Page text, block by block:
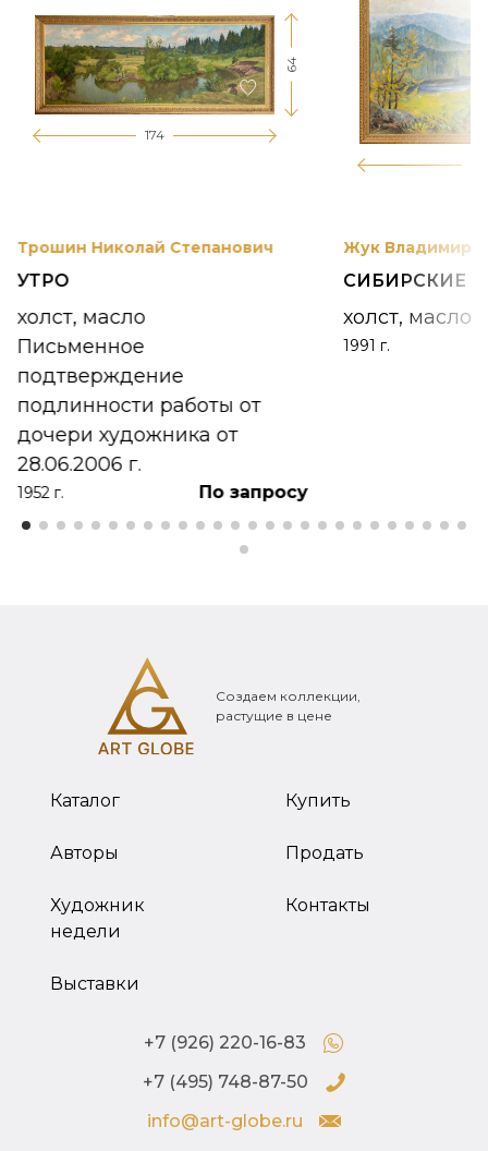
174
64
Трошин Николай Степанович
УТРО
холст, масло
Письменное
подтверждение
подлинности работы от
дочери художника от
28.06.2006 г.
1952 г. По запросу
Жук Владимир
СИБИРСКИЕ
холст, масло
1991 г.
Создаем коллекции,
растущие в цене
Каталог
Авторы
Художник
недели
Выставки
Купить
Продать
Контакты
+7 (926) 220-16-83
+7 (495) 748-87-50
info@art-globe.ru